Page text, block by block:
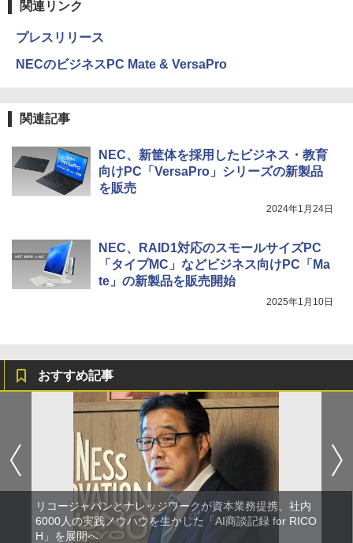
関連リンク
プレスリリース
NECのビジネスPC Mate & VersaPro
関連記事
NEC、新筐体を採用したビジネス・教育
向けPC「VersaPro」シリーズの新製品
を販売
2024年1月24日
NEC、RAID1対応のスモールサイズPC
「タイプMC」などビジネス向けPC「Ma
te」の新製品を販売開始
2025年1月10日
おすすめ記事
リコージャパンとナレッジワークが資本業務提携、社内
6000人の実践ノウハウを生かした「AI商談記録 for RICO
H」を展開へ